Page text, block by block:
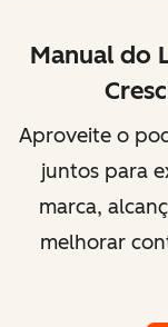
Manual do
Aproveite o
juntos para
marca,
melhorar